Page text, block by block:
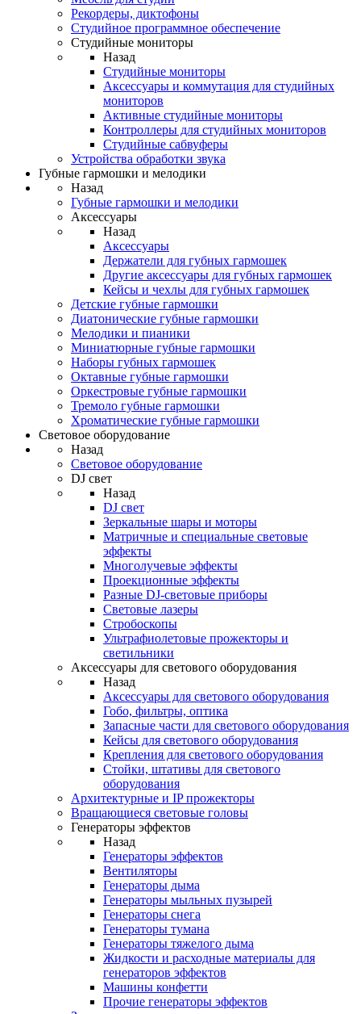
Рекордеры, диктофоны
Студийное программное обеспечение
Студийные мониторы
Назад
Студийные мониторы
Аксессуары и коммутация для студийных
мониторов
Активные студийные мониторы
Контроллеры для студийных мониторов
Студийные сабвуферы
Устройства обработки звука
Губные гармошки и мелодики
Назад
Губные гармошки и мелодики
Аксессуары
Назад
Аксессуары
Держатели для губных гармошек
Другие аксессуары для губных гармошек
Кейсы и чехлы для губных гармошек
Детские губные гармошки
Диатонические губные гармошки
Мелодики и пианики
Миниатюрные губные гармошки
Наборы губных гармошек
Октавные губные гармошки
Оркестровые губные гармошки
Тремоло губные гармошки
Хроматические губные гармошки
Световое оборудование
Назад
Световое оборудование
DJ свет
Назад
DJ свет
Зеркальные шары и моторы
Матричные и специальные световые
эффекты
Многолучевые эффекты
Проекционные эффекты
Разные DJ-световые приборы
Световые лазеры
Стробоскопы
Ультрафиолетовые прожекторы и
светильники
Аксессуары для светового оборудования
Назад
Аксессуары для светового оборудования
Гобо, фильтры, оптика
Запасные части для светового оборудования
Кейсы для светового оборудования
Крепления для светового оборудования
Стойки, штативы для светового
оборудования
Архитектурные и IP прожекторы
Вращающиеся световые головы
Генераторы эффектов
Назад
Генераторы эффектов
Вентиляторы
Генераторы дыма
Генераторы мыльных пузырей
Генераторы снега
Генераторы тумана
Генераторы тяжелого дыма
Жидкости и расходные материалы для
генераторов эффектов
Машины конфетти
Прочие генераторы эффектов